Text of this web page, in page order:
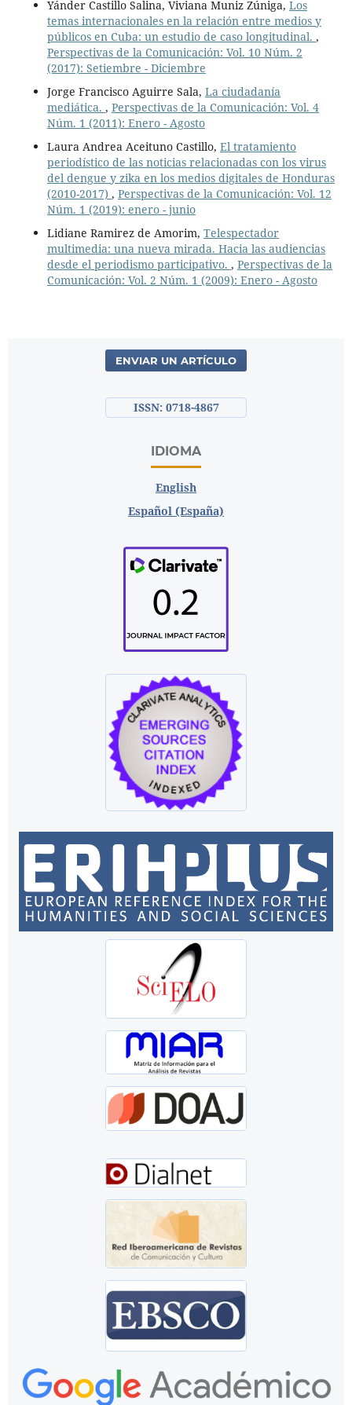
Yánder Castillo Salina, Viviana Muniz Zúniga, Los
temas internacionales en la relación entre medios y
públicos en Cuba: un estudio de caso longitudinal. ,
Perspectivas de la Comunicación: Vol. 10 Núm. 2
(2017): Setiembre - Diciembre
Jorge Francisco Aguirre Sala, La ciudadanía
mediática. , Perspectivas de la Comunicación: Vol. 4
Núm. 1 (2011): Enero - Agosto
Laura Andrea Aceituno Castillo, El tratamiento
periodístico de las noticias relacionadas con los virus
del dengue y zika en los medios digitales de Honduras
(2010-2017) , Perspectivas de la Comunicación: Vol. 12
Núm. 1 (2019): enero - junio
Lidiane Ramirez de Amorim, Telespectador
multimedia: una nueva mirada. Hacia las audiencias
desde el periodismo participativo. , Perspectivas de la
Comunicación: Vol. 2 Núm. 1 (2009): Enero - Agosto
ENVIAR UN ARTÍCULO
ISSN: 0718-4867
IDIOMA
English
Español (España)